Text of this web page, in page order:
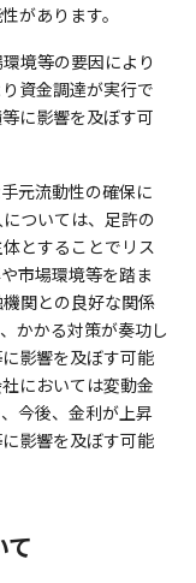
があります。
境等の要因により
資金調達が実行で
に影響を及ぼす可
元流動性の確保に
ついては、足許の
とすることでリス
市場環境等を踏ま
関との良好な関係
かかる対策が奏功し
影響を及ぼす可能
においては変動金
今後、金利が上昇
影響を及ぼす可能